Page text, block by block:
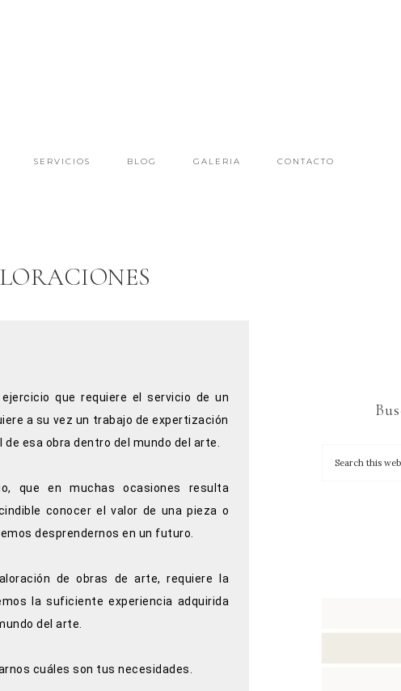
SERVICIOS BLOG GALERIA CONTACTO
que requiere el servicio de un
a su vez un trabajo de expertización
esa obra dentro del mundo del arte.
que en muchas ocasiones resulta
conocer el valor de una pieza o
desprendernos en un futuro.
de obras de arte, requiere la
la suficiente experiencia adquirida
del arte.
cuáles son tus necesidades.